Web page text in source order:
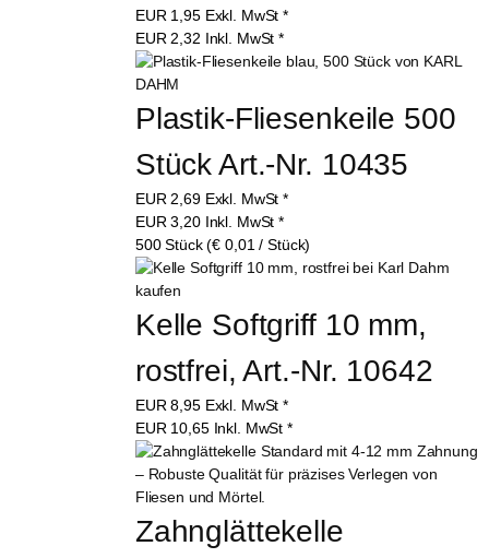
EUR 1,95 Exkl. MwSt *
EUR 2,32 Inkl. MwSt *
Plastik-Fliesenkeile 500
Stück Art.-Nr. 10435
EUR 2,69 Exkl. MwSt *
EUR3,20 Inkl. MwSt *
500 Stück (€ 0,01 / Stück)
Kelle Softgriff 10 mm,
rostfrei, Art.-Nr. 10642
EUR8,95 Exkl. MwSt *
EUR 10,65 Inkl. MwSt *
Zahnglättekelle